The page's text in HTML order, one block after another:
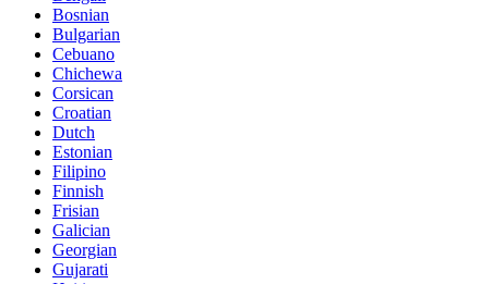
Bosnian
Bulgarian
Cebuano
Chichewa
Corsican
Croatian
Dutch
Estonian
Filipino
Finnish
Frisian
Galician
Georgian
Gujarati